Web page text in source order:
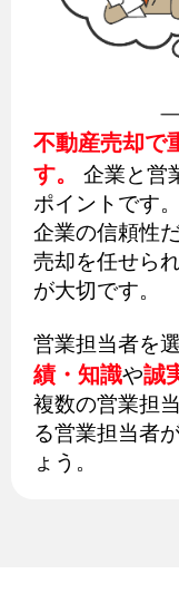
不動産売却で
す。
企業と営
ポイントです。
企業の信頼性
売却を任せら
が大切です。
営業担当者を
績・知識や誠
複数の営業担
る営業担当者
ょう。